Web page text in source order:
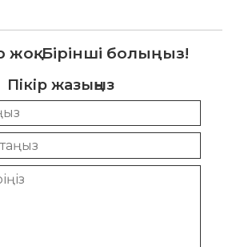
жоқ. Бірінші болыңыз!
Пікір жазыңыз